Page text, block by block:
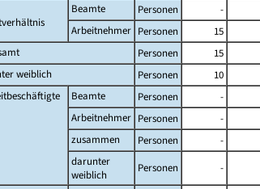
Beamte Personen -
Arbeitnehmer Personen 15
Personen 15
weiblich
Personen 10
Beamte Personen -
Arbeitnehmer Personen -
zusammen
Personen -
darunter
weiblich
Personen -